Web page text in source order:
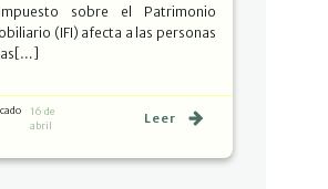
sobre el Patrimonio
(IFI) afecta a las personas
16 de
abril
Leer